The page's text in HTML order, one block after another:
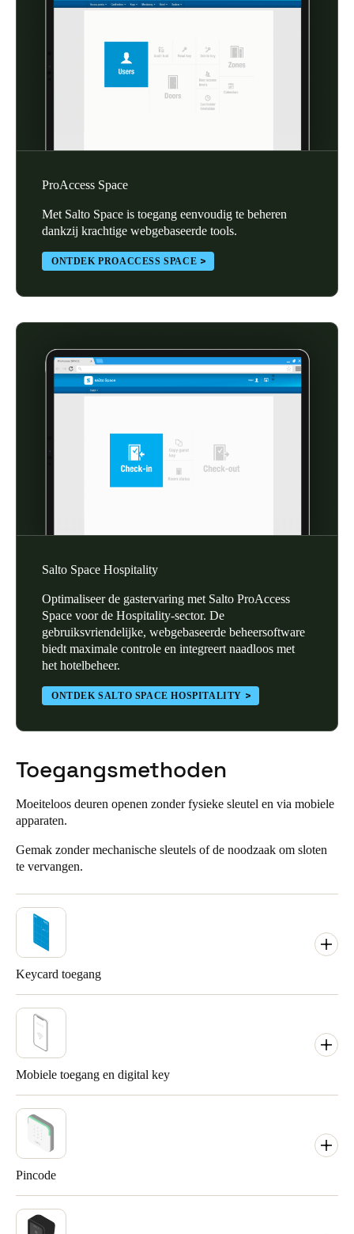
Netherlands
Belgium
English
Español
Portugal
Português
Italiano
Russian
Poland
SvenskaEnglish
Norway
English
Finland
FinnishEnglish
ProAccess Space
Met Salto Space is toegang eenvoudig te beheren
dankzij krachtige webgebaseerde tools.
ONTDEK PROACCESS SPACE
Salto Space Hospitality
Optimaliseer de gastervaring met Salto ProAccess
Space voor de Hospitality-sector. De
gebruiksvriendelijke, webgebaseerde beheersoftware
biedt maximale controle en integreert naadloos met
het hotelbeheer.
ONTDEK SALTO SPACE HOSPITALITY
Toegangsmethoden
Moeiteloos deuren openen zonder fysieke sleutel en via mobiele
apparaten.
Gemak zonder mechanische sleutels of de noodzaak om sloten
te vervangen.
Keycard toegang
Mobiele toegang en digital key
Pincode